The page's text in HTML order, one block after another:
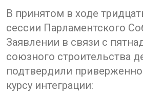
В принятом в ходе
сессии Парламентского
Заявлении в связи с
союзного строительства
подтвердили
курсу интеграции: